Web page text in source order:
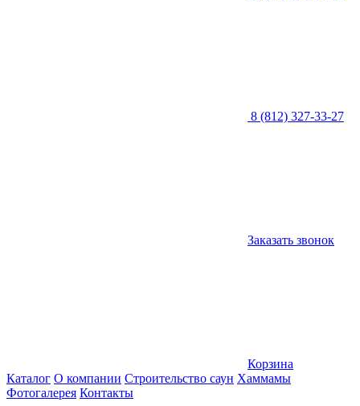
8 (812) 327-33-27
Заказать звонок
Корзина
Каталог О компании Строительство саун Хаммамы
Фотогалерея Контакты